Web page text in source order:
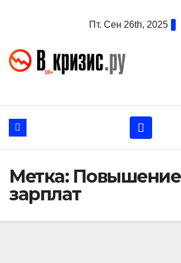
Пт. Сен 26th, 2025
Метка: Повышение
зарплат